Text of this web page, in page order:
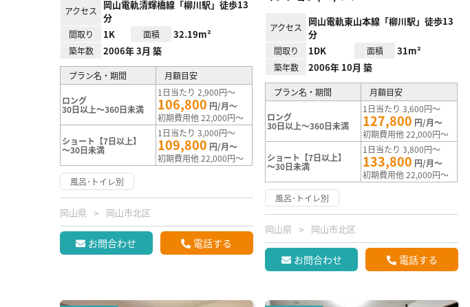
アクセス
岡山電軌清輝橋線「柳川駅」徒歩13
分
間取り 1K 面積 32.19m²
築年数 2006年 3月 築
プラン名・期間 月額目安
ロング
30日以上～360日未満
1日当たり 2,900円～
106,800 円/月～
初期費用他 22,000円～
ショート【7日以上】
～30日未満
1日当たり 3,000円～
109,800 円/月～
初期費用他 22,000円～
風呂･トイレ別
岡山県 岡山市北区
お問合わせ 電話する
アクセス
岡山電軌東山本線「柳川駅」徒歩13
分
間取り 1DK 面積 31m²
築年数 2006年 10月 築
プラン名・期間 月額目安
ロング
30日以上～360日未満
1日当たり 3,600円～
127,800 円/月～
初期費用他 22,000円～
ショート【7日以上】
～30日未満
1日当たり 3,800円～
133,800 円/月～
初期費用他 22,000円～
風呂･トイレ別
岡山県 岡山市北区
お問合わせ 電話する